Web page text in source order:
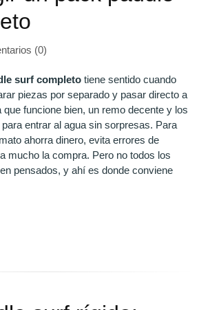
(0)
surf completo tiene sentido cuando
piezas por separado y pasar directo a
que funcione bien, un remo decente y los
entrar al agua sin sorpresas. Para
ahorra dinero, evita errores de
mucho la compra. Pero no todos los
pensados, y ahí es donde conviene